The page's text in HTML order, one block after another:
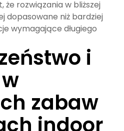
rozwiązania w bliższej
dopasowane niż bardziej
wymagające długiego
i
zabaw
indoor